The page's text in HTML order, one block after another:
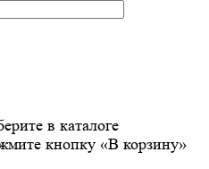
в каталоге
кнопку «В корзину»